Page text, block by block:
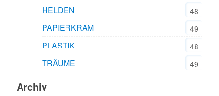
HELDEN
48
PAPIERKRAM
49
PLASTIK
48
TRÄUME
49
Archiv